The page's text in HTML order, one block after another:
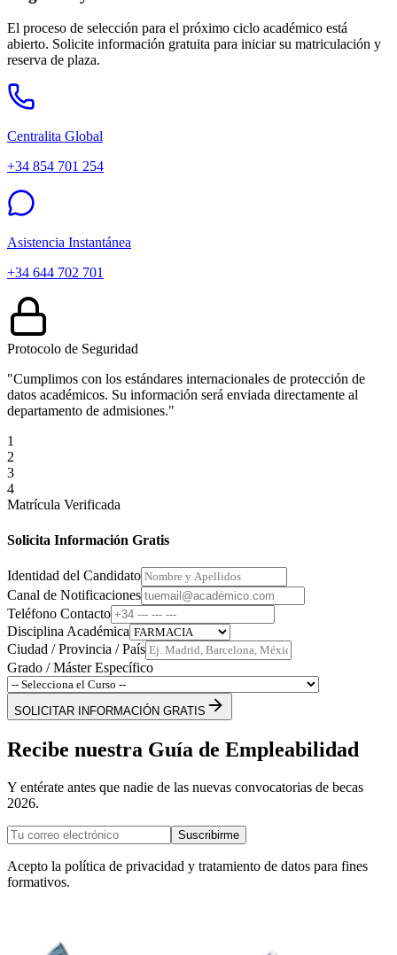
El proceso de selección para el próximo ciclo académico está
abierto. Solicite información gratuita para iniciar su matriculación y
reserva de plaza.
Centralita Global
+34 854 701 254
Asistencia Instantánea
+34 644 702 701
Protocolo de Seguridad
"Cumplimos con los estándares internacionales de protección de
datos académicos. Su información será enviada directamente al
departamento de admisiones."
1
2
3
4
Matrícula Verificada
Solicita Información Gratis
Identidad del Candidato
Canal de Notificaciones
Teléfono Contacto
Disciplina Académica
Ciudad / Provincia / País
Grado / Máster Específico
SOLICITAR INFORMACIÓN GRATIS
Recibe nuestra Guía de Empleabilidad
Y entérate antes que nadie de las nuevas convocatorias de becas
2026.
Suscribirme
Acepto la política de privacidad y tratamiento de datos para fines
formativos.